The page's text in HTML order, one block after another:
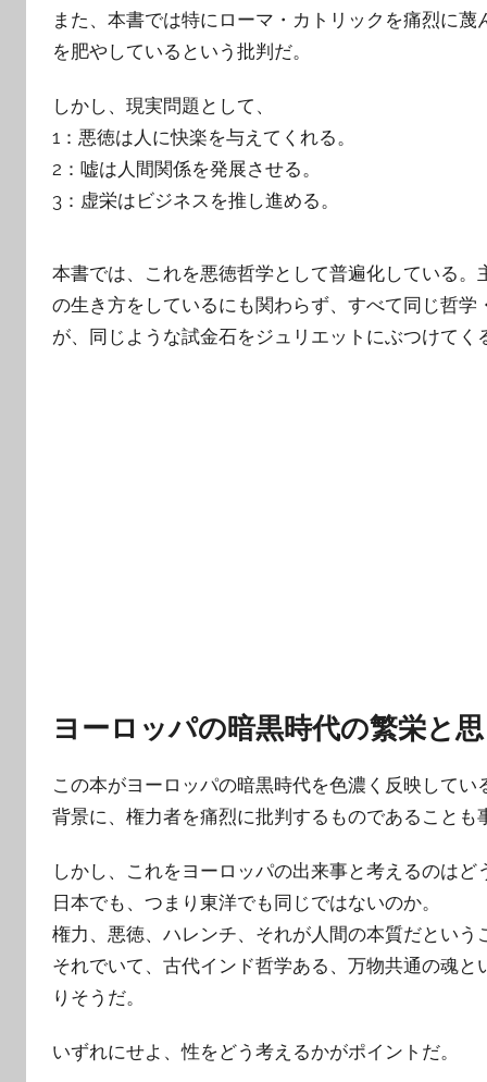
また、本書では特にローマ・カトリックを痛烈に
を肥やしているという批判だ。
しかし、現実問題として、
1：悪徳は人に快楽を与えてくれる。
2：嘘は人間関係を発展させる。
3：虚栄はビジネスを推し進める。
本書では、これを悪徳哲学として普遍化している
の生き方をしているにも関わらず、すべて同じ哲
が、同じような試金石をジュリエットにぶつけてく
ヨーロッパの暗黒時代の繁栄と
この本がヨーロッパの暗黒時代を色濃く反映して
背景に、権力者を痛烈に批判するものであることも
しかし、これをヨーロッパの出来事と考えるのはど
日本でも、つまり東洋でも同じではないのか。
権力、悪徳、ハレンチ、それが人間の本質だという
それでいて、古代インド哲学ある、万物共通の魂
りそうだ。
いずれにせよ、性をどう考えるかがポイントだ。